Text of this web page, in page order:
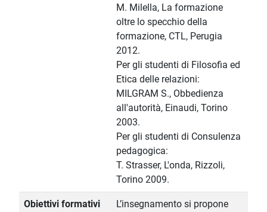
M. Milella, La formazione
oltre lo specchio della
formazione, CTL, Perugia
2012.
Per gli studenti di Filosofia ed
Etica delle relazioni:
MILGRAM S., Obbedienza
all'autorità, Einaudi, Torino
2003.
Per gli studenti di Consulenza
pedagogica:
T. Strasser, L'onda, Rizzoli,
Torino 2009.
Obiettivi formativi
L’insegnamento si propone